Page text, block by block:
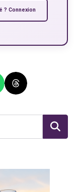
? Connexion